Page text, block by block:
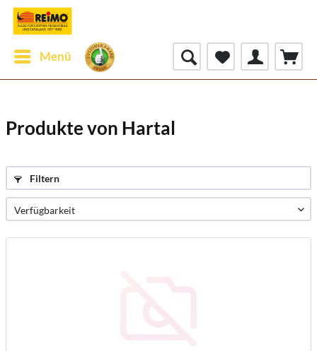
Menü
Produkte von Hartal
Filtern